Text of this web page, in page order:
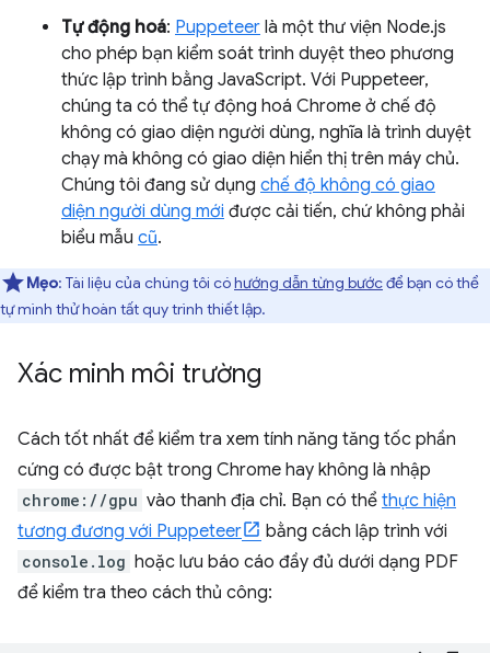
Tự động hoá: Puppeteer là một thư viện Node.js
cho phép bạn kiểm soát trình duyệt theo phương
thức lập trình bằng JavaScript. Với Puppeteer,
chúng ta có thể tự động hoá Chrome ở chế độ
không có giao diện người dùng, nghĩa là trình duyệt
chạy mà không có giao diện hiển thị trên máy chủ.
Chúng tôi đang sử dụng chế độ không có giao
diện người dùng mới được cải tiến, chứ không phải
biểu mẫu cũ.
Mẹo: Tài liệu của chúng tôi cóhướng dẫn từng bướcđể bạn có thể
tự mình thử hoàn tất quy trình thiết lập.
Xác minh môi trường
Cách tốt nhất để kiểm tra xem tính năng tăng tốc phần
cứng có được bật trong Chrome hay không là nhập
chrome://gpu vào thanh địa chỉ. Bạn có thể thực hiện
tương đương với Puppeteer
bằng cách lập trình với
console.log hoặc lưu báo cáo đầy đủ dưới dạng PDF
để kiểm tra theo cách thủ công: